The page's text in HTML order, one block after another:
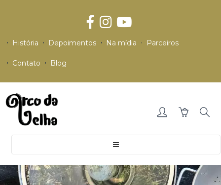
História Depoimentos Na mídia Parceiros
Contato Blog